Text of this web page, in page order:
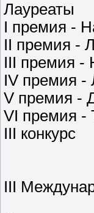
Лауреаты
I премия -
II премия -
III премия
IV премия -
V премия -
VI премия
III конкурс
III